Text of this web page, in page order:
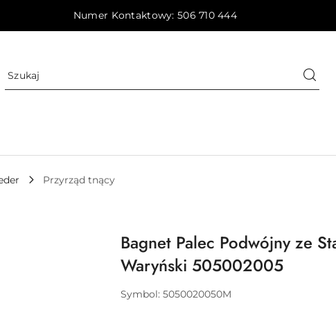
Numer Kontaktowy: 506 710 444
Przyrząd tnący
Bagnet Palec Podwójny ze
Waryński 505002005
Symbol: 5050020050M